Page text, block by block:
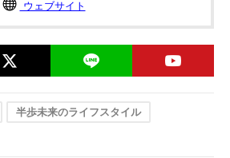
ウェブサイト
半歩未来のライフスタイル